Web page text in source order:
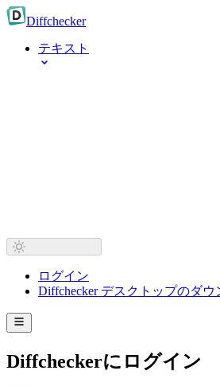
Diffchecker
テキスト
ログイン
Diffchecker デスクトップのダウ
Diffcheckerにログイン